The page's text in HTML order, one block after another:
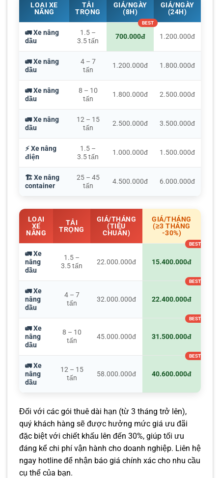
LOẠI XE
NÂNG
TẢI
TRỌNG
GIÁ/NGÀY
(8H)
GIÁ/NGÀY
(24H)
🚛 Xe nâng
dầu
1.5 –
3.5 tấn
700.000đ 1.200.000đ
🚛 Xe nâng
dầu
4 – 7
tấn
1.200.000đ 1.800.000đ
🚛 Xe nâng
dầu
8 – 10
tấn
1.800.000đ 2.500.000đ
🚛 Xe nâng
dầu
12 – 15
tấn
2.500.000đ 3.500.000đ
⚡ Xe nâng
điện
1.5 –
3.5 tấn
1.000.000đ 1.500.000đ
🏗️ Xe nâng
container
25 – 45
tấn
4.500.000đ 6.000.000đ
LOẠI
XE
NÂNG
TẢI
TRỌNG
GIÁ/THÁNG
(TIÊU
CHUẨN)
GIÁ/THÁNG
(≥3 THÁNG
-30%)
🚛 Xe
nâng
dầu
1.5 –
3.5 tấn
22.000.000đ 15.400.000đ
🚛 Xe
nâng
dầu
4 – 7
tấn
32.000.000đ 22.400.000đ
🚛 Xe
nâng
dầu
8 – 10
tấn
45.000.000đ 31.500.000đ
🚛 Xe
nâng
dầu
12 – 15
tấn
58.000.000đ 40.600.000đ
Đối với các gói thuê dài hạn (từ 3 tháng trở lên),
quý khách hàng sẽ được hưởng mức giá ưu đãi
đặc biệt với chiết khấu lên đến 30%, giúp tối ưu
đáng kể chi phí vận hành cho doanh nghiệp. Liên hệ
ngay hotline để nhận báo giá chính xác cho nhu cầu
cụ thể của bạn.